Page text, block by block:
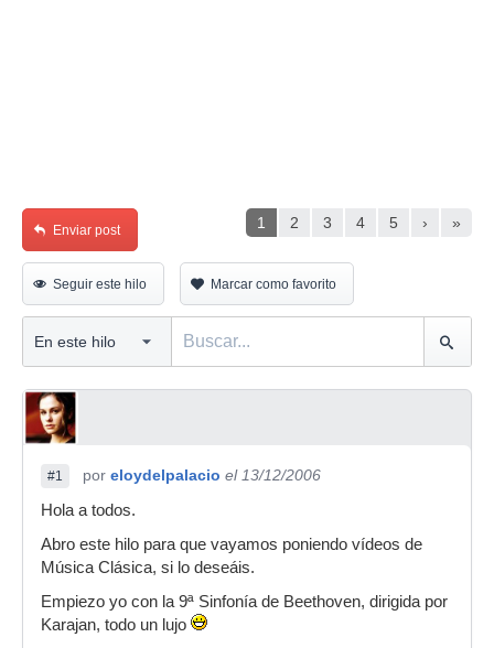
1 2 3 4 5 › »
Enviar post
Seguir este hilo Marcar como favorito
#1 por eloydelpalacio el 13/12/2006
Hola a todos.
Abro este hilo para que vayamos poniendo vídeos de
Música Clásica, si lo deseáis.
Empiezo yo con la 9ª Sinfonía de Beethoven, dirigida por
Karajan, todo un lujo